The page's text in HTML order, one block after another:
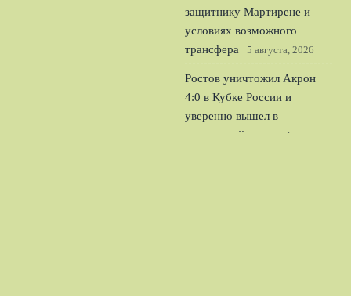
защитнику Мартирене и
условиях возможного
трансфера
5 августа, 2026
Ростов уничтожил Акрон
4:0 в Кубке России и
уверенно вышел в
следующий раунд
4 августа,